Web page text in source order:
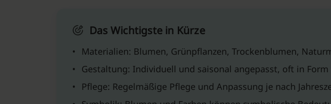
Das Wichtigste in Kürze
•
Materialien: Blumen, Grünpflanzen, Trockenblumen,
•
Gestaltung: Individuell und saisonal angepasst, oft in
•
Pflege: Regelmäßige Pflege und Anpassung je nach